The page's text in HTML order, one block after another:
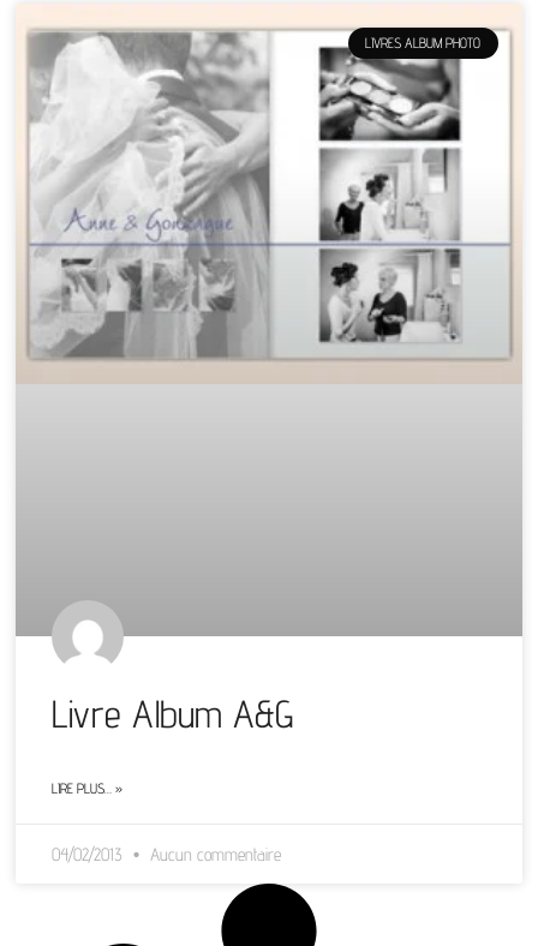
LIVRES ALBUM PHOTO
Livre Album A&G
LIRE PLUS… »
04/02/2013 Aucun commentaire